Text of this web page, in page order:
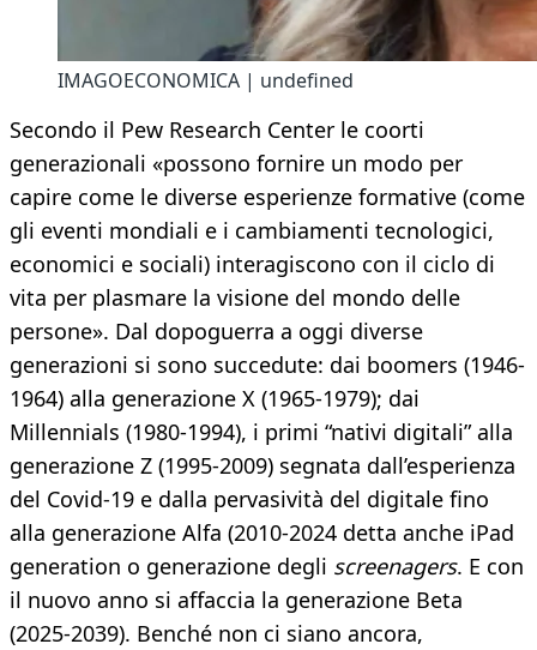
IMAGOECONOMICA | undefined
Secondo il Pew Research Center le coorti
generazionali «possono fornire un modo per
capire come le diverse esperienze formative (come
gli eventi mondiali e i cambiamenti tecnologici,
economici e sociali) interagiscono con il ciclo di
vita per plasmare la visione del mondo delle
persone». Dal dopoguerra a oggi diverse
generazioni si sono succedute: dai boomers (1946-
1964) alla generazione X (1965-1979); dai
Millennials (1980-1994), i primi “nativi digitali” alla
generazione Z (1995-2009) segnata dall’esperienza
del Covid-19 e dalla pervasività del digitale fino
alla generazione Alfa (2010-2024 detta anche iPad
generation o generazione degli screenagers. E con
il nuovo anno si affaccia la generazione Beta
(2025-2039). Benché non ci siano ancora,